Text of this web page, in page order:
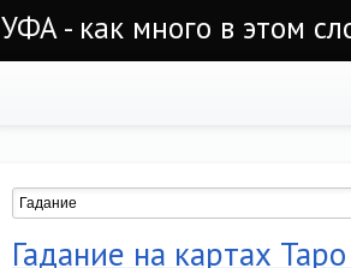
УФА - как много в этом
Гадание на картах